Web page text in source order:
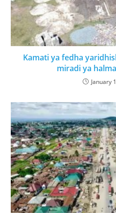
Kamati ya fedha
miradi ya
January